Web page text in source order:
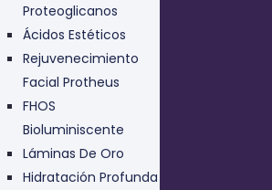
Proteoglicanos
Ácidos Estéticos
Rejuvenecimiento
Facial Protheus
FHOS
Bioluminiscente
Láminas De Oro
Hidratación Profunda